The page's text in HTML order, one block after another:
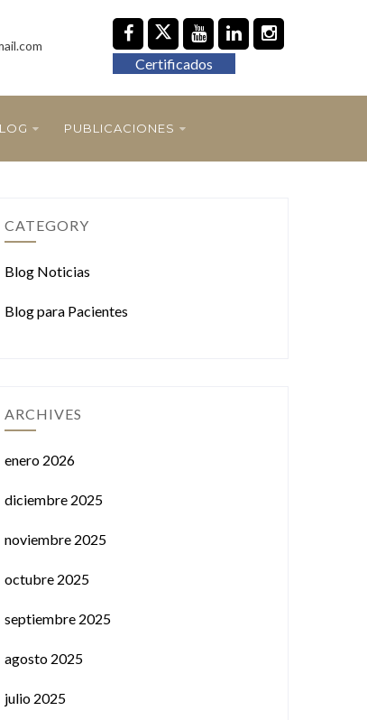
Certificados
PUBLICACIONES
CATEGORY
Blog Noticias
Blog para Pacientes
ARCHIVES
enero 2026
diciembre 2025
noviembre 2025
octubre 2025
septiembre 2025
agosto 2025
julio 2025